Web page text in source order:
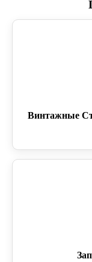
Винтажные